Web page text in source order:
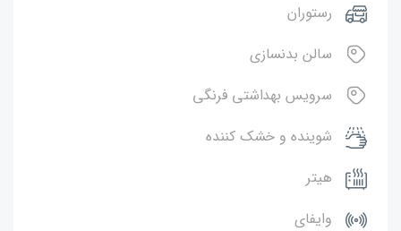
رستوران
سالن بدنسازی
سرویس بهداشتی فرنگی
شوینده و خشک کننده
هیتر
وایفای